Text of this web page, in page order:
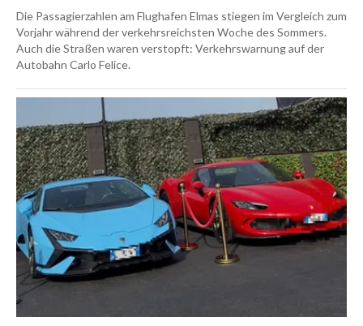
Die Passagierzahlen am Flughafen Elmas stiegen im Vergleich zum
Vorjahr während der verkehrsreichsten Woche des Sommers.
Auch die Straßen waren verstopft: Verkehrswarnung auf der
Autobahn Carlo Felice.